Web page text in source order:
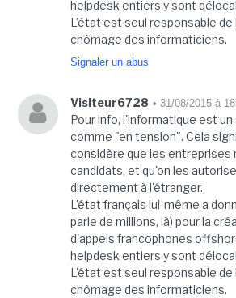
helpdesk entiers y sont
L'état est seul responsable
chômage des informaticiens.
Signaler un abus
Visiteur6728 • 31/08/2015 à
Pour info, l'informatique est
comme "en tension". Cela
considère que les entreprises
candidats, et qu'on les
directement à l'étranger.
L'état français lui-même a
parle de millions, là) pour la
d'appels francophones
helpdesk entiers y sont
L'état est seul responsable
chômage des informaticiens.